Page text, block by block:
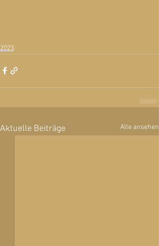
2023
Aktuelle Beiträge Alle ansehen